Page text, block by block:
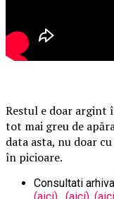
Restul e doar argint
tot mai greu de
data asta, nu doar
în picioare.
Consultati